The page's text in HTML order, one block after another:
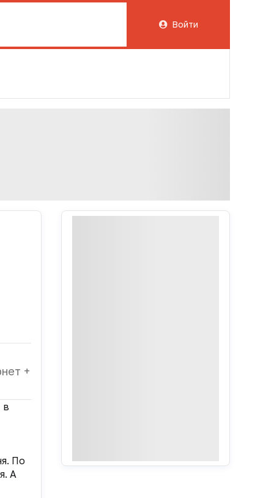
Войти
+
в
По
А